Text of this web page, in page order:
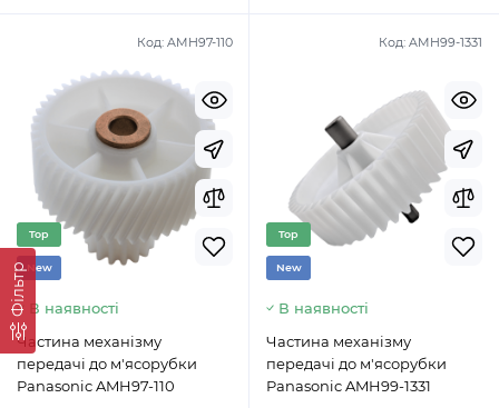
Фільтр
Код: AMH97-110
Top
New
В наявності
Частина механізму
передачі до м'ясорубки
Panasonic AMH97-110
Код: AMH99-1331
Top
New
В наявності
Частина механізму
передачі до м'ясорубки
Panasonic AMH99-1331